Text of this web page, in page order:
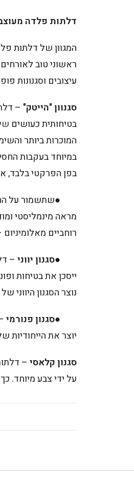
דלתות פלדה
המגוון של דלתות
ראשוני טוב
עיצובים וסגנונות
סגנוון "הייטק" –
בטיחותית כעושים
המוכרות ביותר
במיוחד בעקבות
בפן הפרקטי בלבד,
●שתשמור על
מראה מינמליסטי
רוחביים
●סגנון יווני –
ייסכן את בטיחות
נוצר הסגנון היווני
●סגנון פנורמי
יוצר את הייחודיות
סגנון קלאסי –
על ידי צבע מיוחד.